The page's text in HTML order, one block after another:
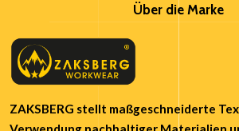
Über die Marke
ZAKSBERG stellt maßgeschneiderte